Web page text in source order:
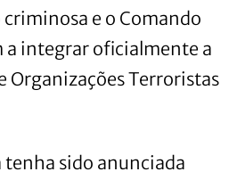
e o Comando
a integrar oficialmente a
Organizações Terroristas
tenha sido anunciada